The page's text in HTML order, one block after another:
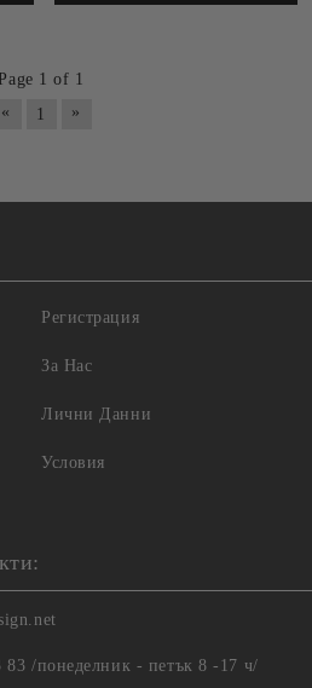
Page 1 of 1
«
1 »
Регистрация
За Нас
Лични Данни
Условия
83 /понеделник - петък 8 -17 ч/